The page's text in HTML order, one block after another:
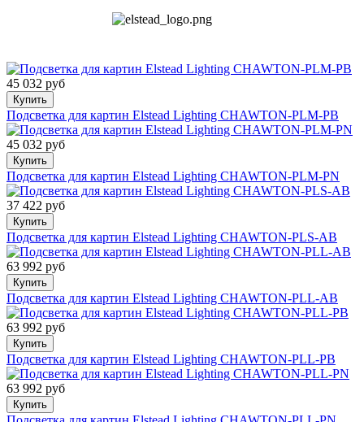
45 032 руб
Купить
Подсветка для картин Elstead Lighting CHAWTON-PLM-PB
45 032 руб
Купить
Подсветка для картин Elstead Lighting CHAWTON-PLM-PN
37 422 руб
Купить
Подсветка для картин Elstead Lighting CHAWTON-PLS-AB
63 992 руб
Купить
Подсветка для картин Elstead Lighting CHAWTON-PLL-AB
63 992 руб
Купить
Подсветка для картин Elstead Lighting CHAWTON-PLL-PB
63 992 руб
Купить